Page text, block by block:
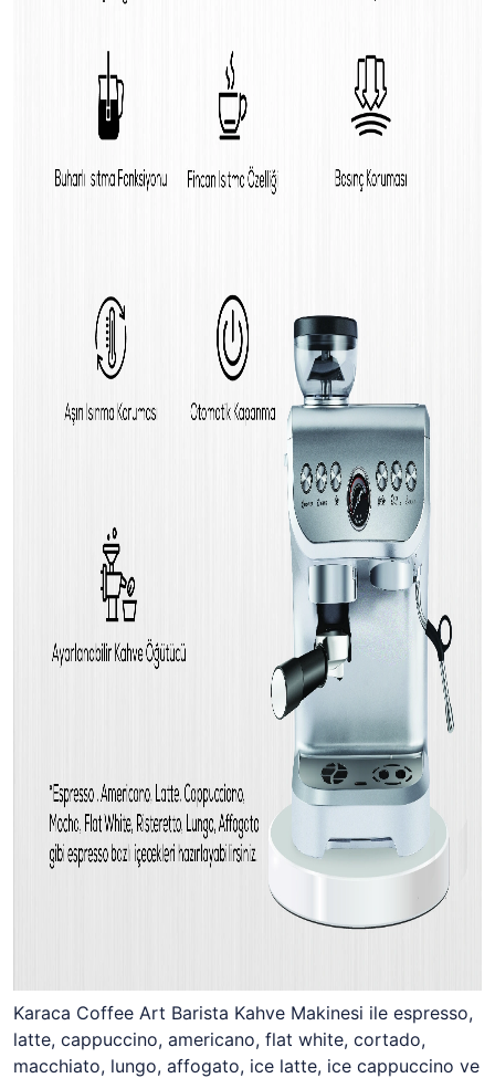
Karaca Coffee Art Barista Kahve Makinesi ile espresso,
latte, cappuccino, americano, flat white, cortado,
macchiato, lungo, affogato, ice latte, ice cappuccino ve